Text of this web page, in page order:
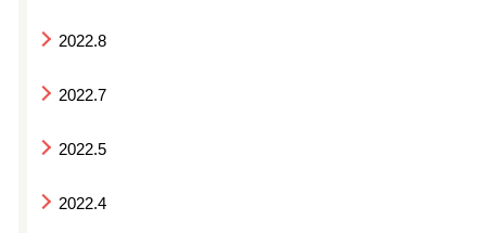
2022.8
2022.7
2022.5
2022.4